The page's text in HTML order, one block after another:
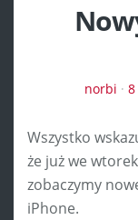
norbi · 8
Wszystko
że już we wtorek
zobaczymy
iPhone.